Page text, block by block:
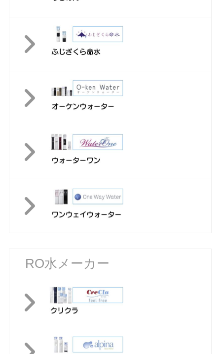
RO水メーカー